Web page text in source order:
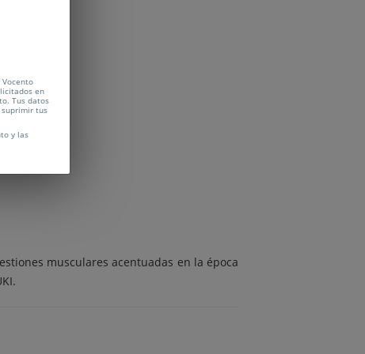
musculares acentuadas en la época
Vocento
en
Tus datos
suprimir tus
y las